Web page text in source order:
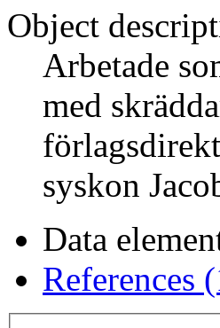
Object
Arbetade
med
syskon
Data
References